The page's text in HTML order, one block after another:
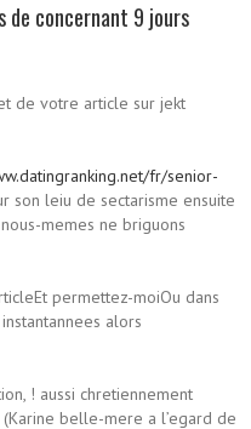
de concernant 9 jours
de votre article sur jekt
fr/senior-
son leiu de sectarisme ensuite
memes ne briguons
permettez-moiOu dans
alors
! aussi chretiennement
belle-mere a l’egard de